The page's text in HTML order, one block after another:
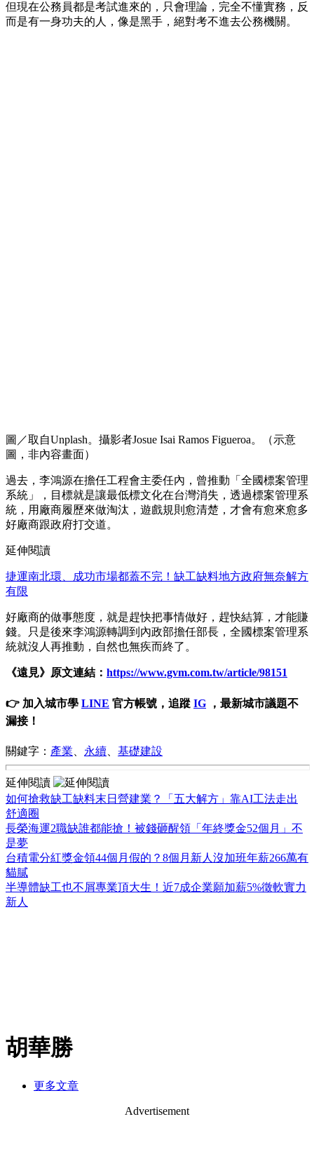
但現在公務員都是考試進來的，只會理論，完全不懂實務，反
而是有一身功夫的人，像是黑手，絕對考不進去公務機關。
圖／取自Unplash。攝影者Josue Isai Ramos Figueroa。（示意
圖，非內容畫面）
過去，李鴻源在擔任工程會主委任內，曾推動「全國標案管理
系統」，目標就是讓最低標文化在台灣消失，透過標案管理系
統，用廠商履歷來做淘汰，遊戲規則愈清楚，才會有愈來愈多
好廠商跟政府打交道。
延伸閱讀
捷運南北環、成功市場都蓋不完！缺工缺料地方政府無奈解方
有限
好廠商的做事態度，就是趕快把事情做好，趕快結算，才能賺
錢。只是後來李鴻源轉調到內政部擔任部長，全國標案管理系
統就沒人再推動，自然也無疾而終了。
《遠見》原文連結： https://www.gvm.com.tw/article/98151
👉 加入城市學 LINE 官方帳號，追蹤 IG ，最新城市議題不
漏接！
關鍵字： 產業 永續 基礎建設
延伸閱讀
如何搶救缺工缺料末日營建業？「五大解方」靠AI工法走出
舒適圈
長榮海運2職缺誰都能搶！被錢砸醒領「年終獎金52個月」不
是夢
台積電分紅獎金領44個月假的？8個月新人沒加班年薪266萬有
貓膩
半導體缺工也不屑專業頂大生！近7成企業願加薪5%徵軟實力
新人
胡華勝
更多文章
Advertisement